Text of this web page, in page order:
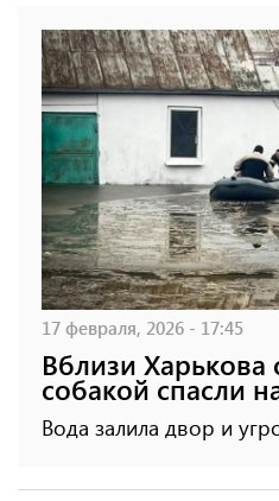
17 февраля, 2026 - 17:45
Вблизи Харькова
собакой спасли
Вода залила двор и